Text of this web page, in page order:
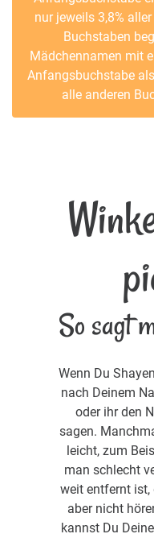
nur jeweils 3,8%
Buchstaben
Mädchennamen mit
Anfangsbuchstabe
alle anderen
So sagt
Wenn Du
nach Deinem
oder ihr den
sagen.
leicht, zum
man schlecht
weit entfernt ist,
aber nicht
kannst Du